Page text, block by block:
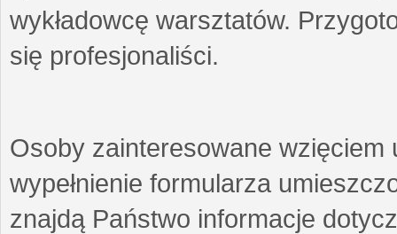
wykładowcę warsztatów.
się profesjonaliści.
Osoby zainteresowane wzięciem
wypełnienie formularza
znajdą Państwo informacje